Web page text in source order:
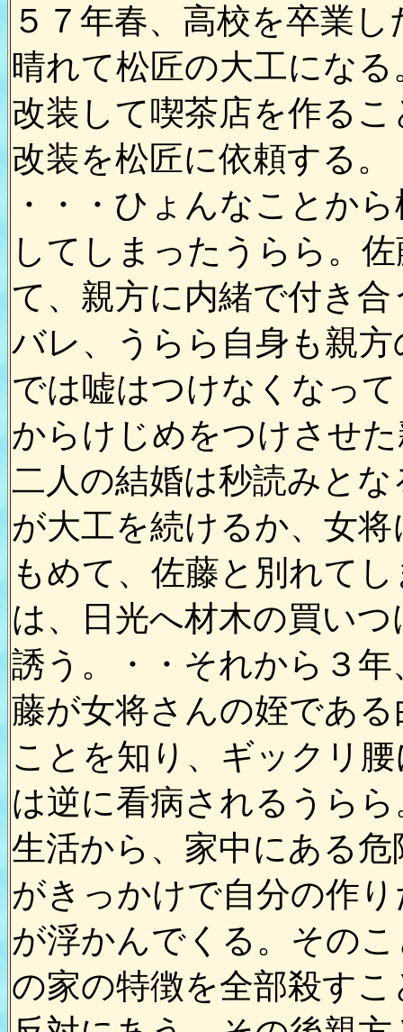
５７年春、高校を卒業
晴れて松匠の大工にな
改装して喫茶店を作る
改装を松匠に依頼する
・・・ひょんなことか
してしまったうらら。
て、親方に内緒で付き
バレ、うらら自身も親
では嘘はつけなくなっ
からけじめをつけさせ
二人の結婚は秒読みと
が大工を続けるか、女
もめて、佐藤と別れて
は、日光へ材木の買い
誘う。・・それから３
藤が女将さんの姪であ
ことを知り、ギックリ
は逆に看病されるうら
生活から、家中にある
がきっかけで自分の作
が浮かんでくる。その
の家の特徴を全部殺す